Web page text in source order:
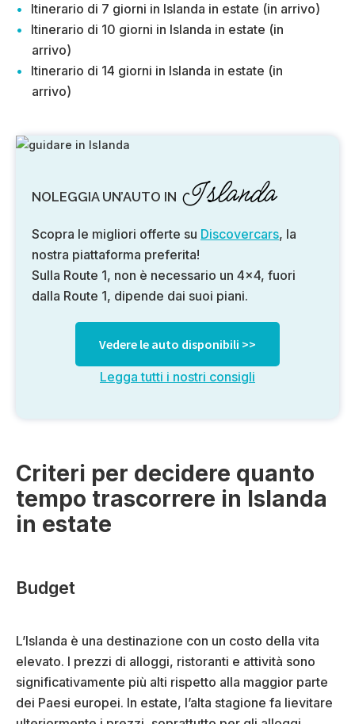
Itinerario di 7 giorni in Islanda in estate (in arrivo)
Itinerario di 10 giorni in Islanda in estate (in
arrivo)
Itinerario di 14 giorni in Islanda in estate (in
arrivo)
NOLEGGIA UN’AUTO IN Islanda
Scopra le migliori offerte su Discovercars, la
nostra piattaforma preferita!
Sulla Route 1, non è necessario un 4×4, fuori
dalla Route 1, dipende dai suoi piani.
Vedere le auto disponibili >>
Legga tutti i nostri consigli
Criteri per decidere quanto
tempo trascorrere in Islanda
in estate
Budget
L’Islanda è una destinazione con un costo della vita
elevato. I prezzi di alloggi, ristoranti e attività sono
significativamente più alti rispetto alla maggior parte
dei Paesi europei. In estate, l’alta stagione fa lievitare